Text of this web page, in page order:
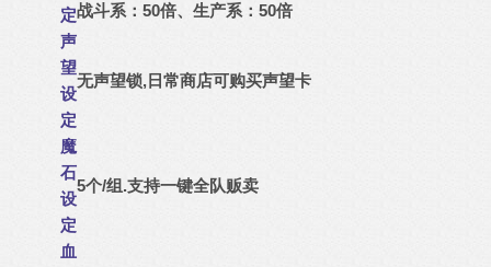
定战斗系：50倍、生产系：50倍
声
望
设
定
无声望锁,日常商店可购买声望卡
魔
石
设
定
5个/组.支持一键全队贩卖
血